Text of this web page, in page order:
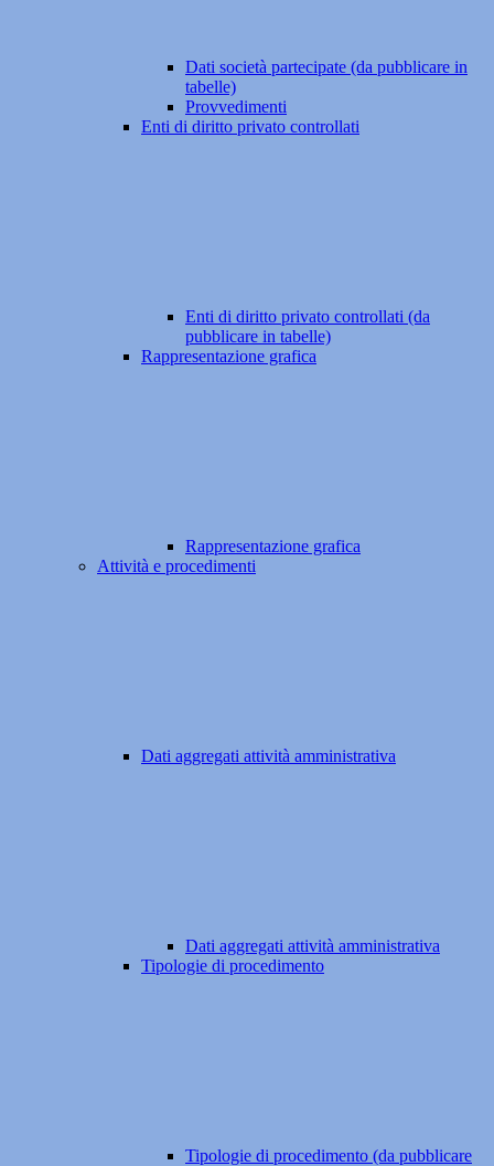
Dati società partecipate (da pubblicare in
tabelle)
Provvedimenti
Enti di diritto privato controllati
Enti di diritto privato controllati (da
pubblicare in tabelle)
Rappresentazione grafica
Rappresentazione grafica
Attività e procedimenti
Dati aggregati attività amministrativa
Dati aggregati attività amministrativa
Tipologie di procedimento
Tipologie di procedimento (da pubblicare